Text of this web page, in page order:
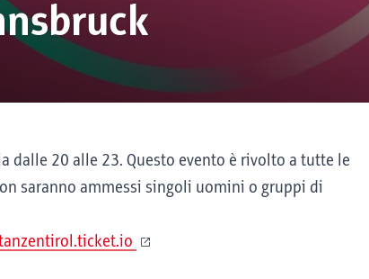
dalle 20 alle 23. Questo evento è rivolto a tutte le
saranno ammessi singoli uomini o gruppi di